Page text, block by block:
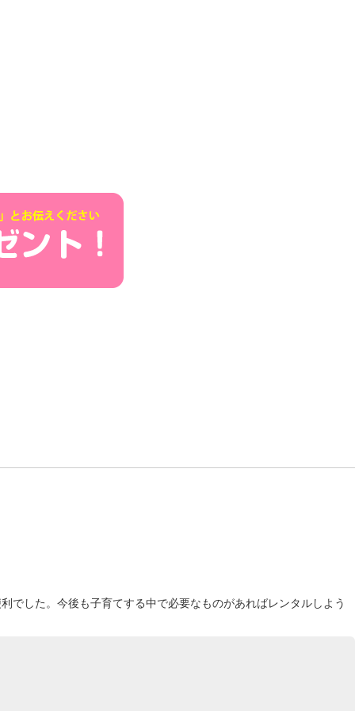
でした。今後も子育てする中で必要なものがあればレンタルしよう